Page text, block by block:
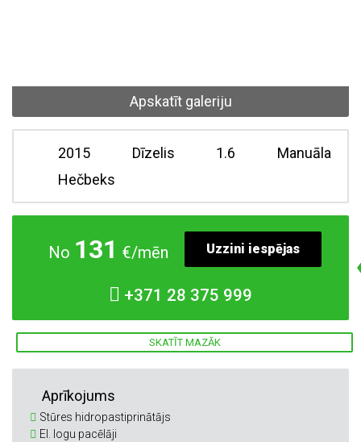
Apskatīt galeriju
2015 Dīzelis 1.6
Manuāla
Hečbeks
No 131 €/mēn Uzzini iespējas
+371 28 375 999
SKATĪT MAZĀK
Aprīkojums
Stūres hidropastiprinātājs
El. logu pacēlāji